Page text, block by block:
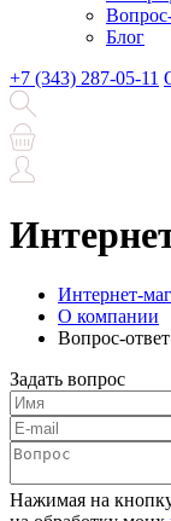
Блог
+7 (343) 287-05-11
Интернет-
О компании
Вопрос-ответ
Задать вопрос
Нажимая на